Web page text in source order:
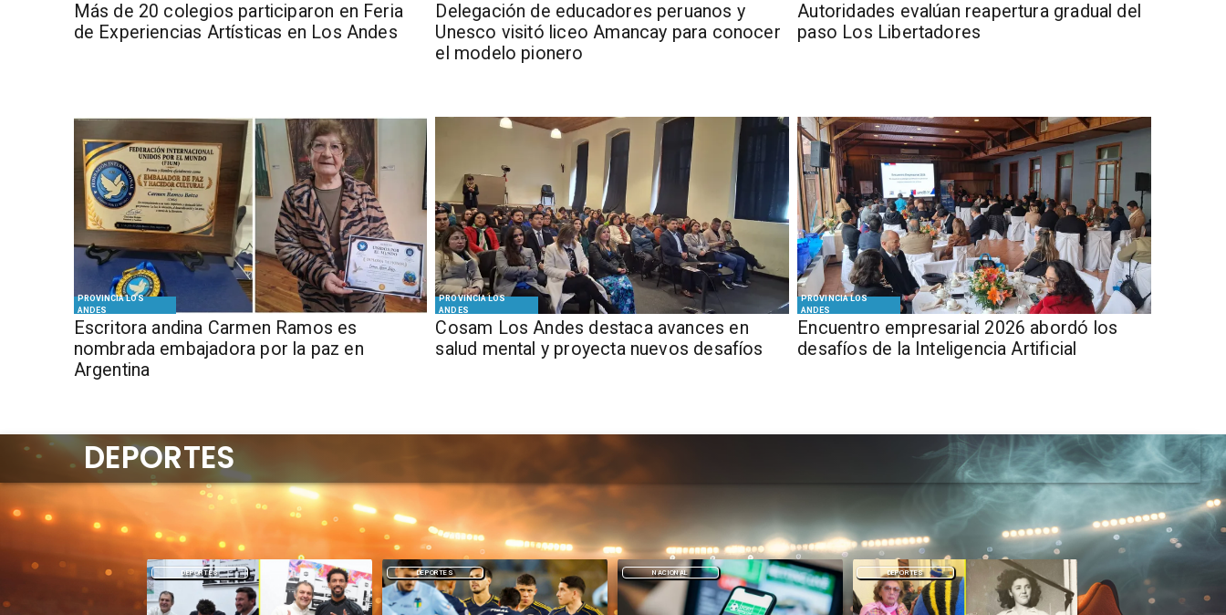
Más de 20 colegios participaron en Feria
de Experiencias Artísticas en Los Andes
Delegación de educadores peruanos y
Unesco visitó liceo Amancay para conocer
el modelo pionero
​​Autoridades evalúan reapertura gradual del
paso Los Libertadores
PROVINCIA LOS
ANDES
Escritora andina Carmen Ramos es
nombrada embajadora por la paz en
Argentina
PROVINCIA LOS
ANDES
Cosam Los Andes destaca avances en
salud mental y proyecta nuevos desafíos
PROVINCIA LOS
ANDES
Encuentro empresarial 2026 abordó los
desafíos de la Inteligencia Artificial
DEPORTES NACIONAL DEPORTES DEPORTES
DEPORTES